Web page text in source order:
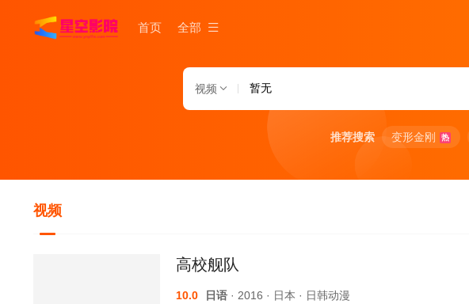
首页 全部
视频
推荐搜索 变形金刚 热
视频
高校舰队
10.0 日语 · 2016 · 日本 · 日韩动漫